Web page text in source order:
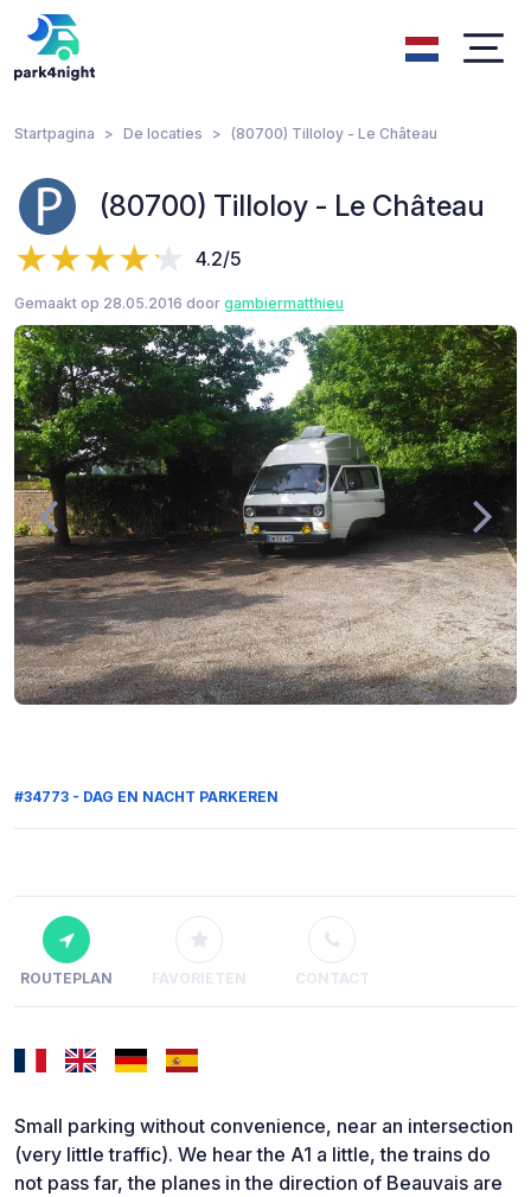
Startpagina De locaties (80700) Tilloloy - Le Château
(80700) Tilloloy - Le Château
4.2/5
Gemaakt op 28.05.2016 door gambiermatthieu
#34773 - DAG EN NACHT PARKEREN
ROUTEPLAN FAVORIETEN CONTACT
Small parking without convenience, near an intersection
(very little traffic). We hear the A1 a little, the trains do
not pass far, the planes in the direction of Beauvais are